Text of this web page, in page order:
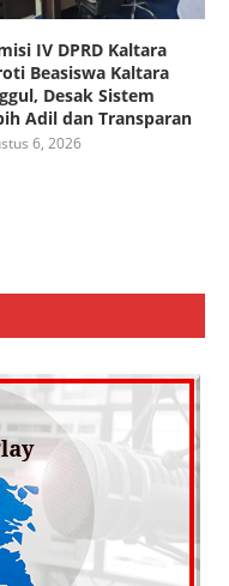
IV DPRD Kaltara
Beasiswa Kaltara
Desak Sistem
Adil dan Transparan
6, 2026